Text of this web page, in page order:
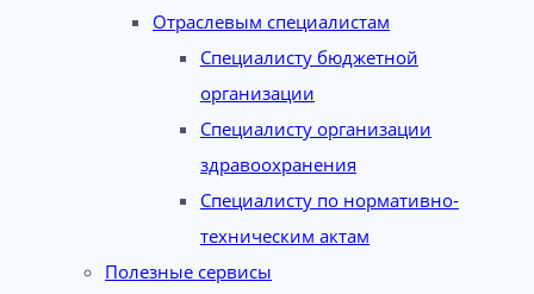
Отраслевым специалистам
Специалисту бюджетной
организации
Специалисту организации
здравоохранения
Специалисту по нормативно-
техническим актам
Полезные сервисы